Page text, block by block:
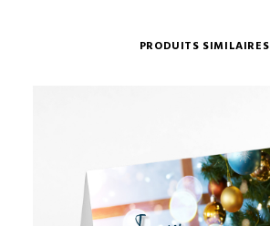
PRODUITS SIMILAIRES